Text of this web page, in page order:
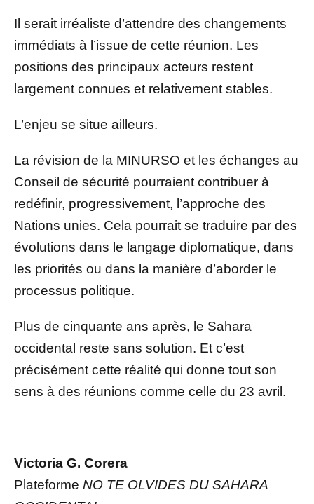
Il serait irréaliste d’attendre des changements
immédiats à l’issue de cette réunion. Les
positions des principaux acteurs restent
largement connues et relativement stables.
L’enjeu se situe ailleurs.
La révision de la MINURSO et les échanges au
Conseil de sécurité pourraient contribuer à
redéfinir, progressivement, l’approche des
Nations unies. Cela pourrait se traduire par des
évolutions dans le langage diplomatique, dans
les priorités ou dans la manière d’aborder le
processus politique.
Plus de cinquante ans après, le Sahara
occidental reste sans solution. Et c’est
précisément cette réalité qui donne tout son
sens à des réunions comme celle du 23 avril.
Victoria G. Corera
Plateforme NO TE OLVIDES DU SAHARA